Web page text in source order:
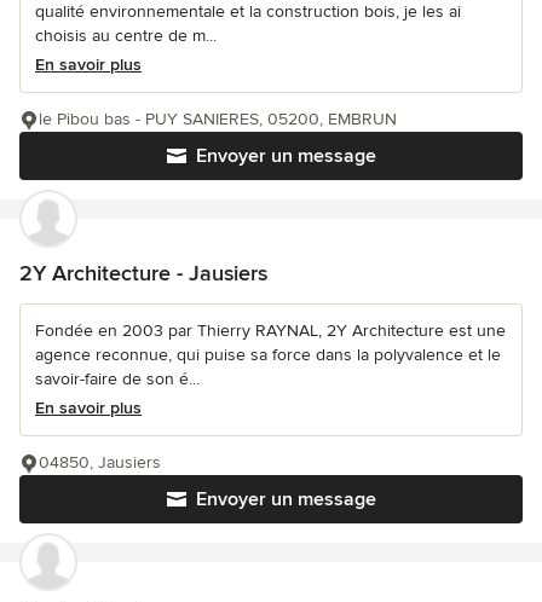
qualité environnementale et la construction bois, je les ai
choisis au centre de m...
En savoir plus
Envoyer un message
le Pibou bas - PUY SANIERES, 05200, EMBRUN
2Y Architecture - Jausiers
Fondée en 2003 par Thierry RAYNAL, 2Y Architecture est une
agence reconnue, qui puise sa force dans la polyvalence et le
savoir-faire de son é...
En savoir plus
Envoyer un message
04850, Jausiers